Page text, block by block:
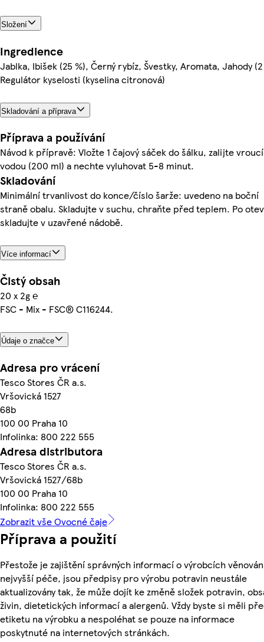
Složení
Ingredience
Jablka, Ibišek (25 %), Černý rybíz, Švestky, Aromata, Jahody
Regulátor kyselosti (kyselina citronová)
Skladování a příprava
Příprava a používání
Návod k přípravě: Vložte 1 čajový sáček do šálku, zalijte vroucí
vodou (200 ml) a nechte vyluhovat 5-8 minut.
Skladování
Minimální trvanlivost do konce/číslo šarže: uvedeno na boční
straně obalu. Skladujte v suchu, chraňte před teplem. Po
skladujte v uzavřené nádobě.
Více informací
Čistý obsah
20 x 2g ℮
FSC - Mix - FSC® C116244.
Údaje o značce
Adresa pro vrácení
Tesco Stores ČR a.s.
Vršovická 1527
68b
100 00 Praha 10
Infolinka: 800 222 555
Adresa distributora
Tesco Stores ČR a.s.
Vršovická 1527/68b
100 00 Praha 10
Infolinka: 800 222 555
Zobrazit vše Ovocné čaje
Příprava a použití
Přestože je zajištění správných informací o výrobcích
nejvyšší péče, jsou předpisy pro výrobu potravin neustále
aktualizovány tak, že může dojít ke změně složek potravin,
živin, dietetických informací a alergenů. Vždy byste si měli
etiketu na výrobku a nespoléhat se pouze na informace
poskytnuté na internetových stránkách.